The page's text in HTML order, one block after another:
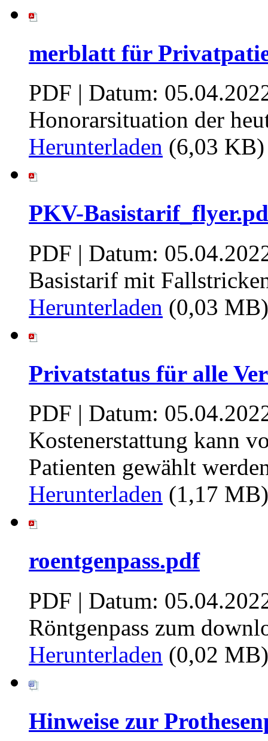
merblatt für
PDF | Datum:
Honorarsituation der
Herunterladen (6,03 KB)
PKV-
PDF | Datum:
Basistarif mit
Herunterladen (0,03 MB)
Privatstatus für alle
PDF | Datum:
Kostenerstattung kann
Patienten gewählt
Herunterladen (1,17 MB)
roentgenpass.pdf
PDF | Datum:
Röntgenpass zum
Herunterladen (0,02 MB)
Hinweise zur